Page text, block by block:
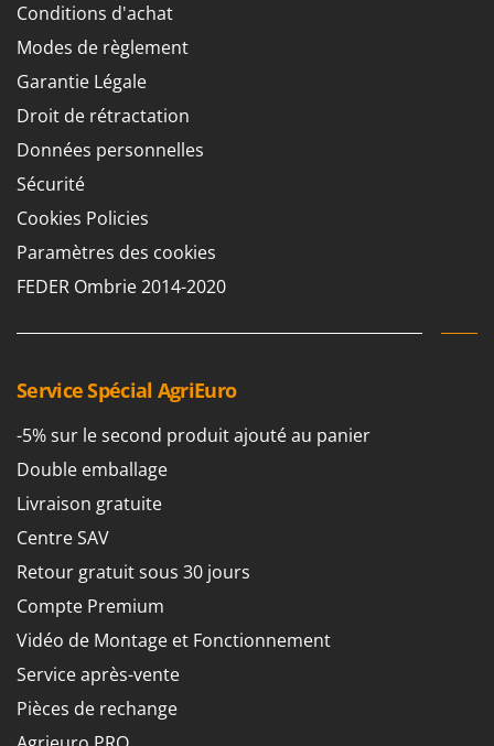
Conditions d'achat
Modes de règlement
Garantie Légale
Droit de rétractation
Données personnelles
Sécurité
Cookies Policies
Paramètres des cookies
FEDER Ombrie 2014-2020
Service Spécial AgriEuro
-5% sur le second produit ajouté au panier
Double emballage
Livraison gratuite
Centre SAV
Retour gratuit sous 30 jours
Compte Premium
Vidéo de Montage et Fonctionnement
Service après-vente
Pièces de rechange